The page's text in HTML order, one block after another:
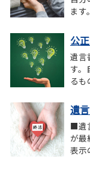
ま
公
遺言
す。
る
遺
■遺
が最
表示